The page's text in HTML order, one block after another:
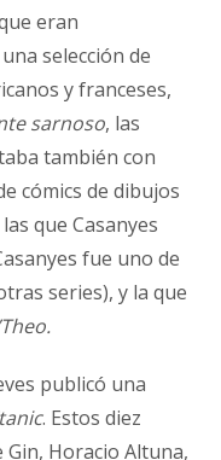
eran
selección de
y franceses,
sarnoso, las
también con
cómics de dibujos
que Casanyes
fue uno de
series), y la que
publicó una
. Estos diez
Horacio Altuna,